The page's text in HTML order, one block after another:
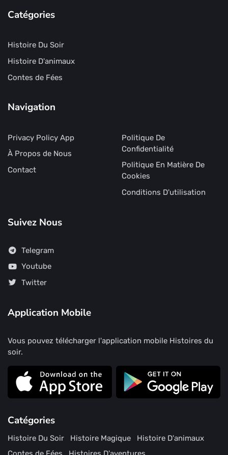
Catégories
Histoire Du Soir
Histoire D'animaux
Contes de Fées
Navigation
Privacy Policy App
À Propos de Nous
Contact
Politique De
Confidentialité
Politique En Matière De
Cookies
Conditions D'utilisation
Suivez Nous
Telegram
Youtube
Twitter
Application Mobile
Vous pouvez télécharger l'application mobile Histoires du
soir.
Catégories
Histoire Du Soir Histoire Magique
Histoire D'animaux